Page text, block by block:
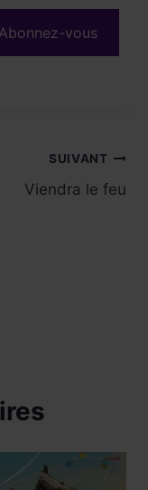
vous
SUIVANT
Viendra le feu